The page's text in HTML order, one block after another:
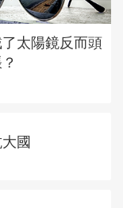
太陽鏡反而頭
國